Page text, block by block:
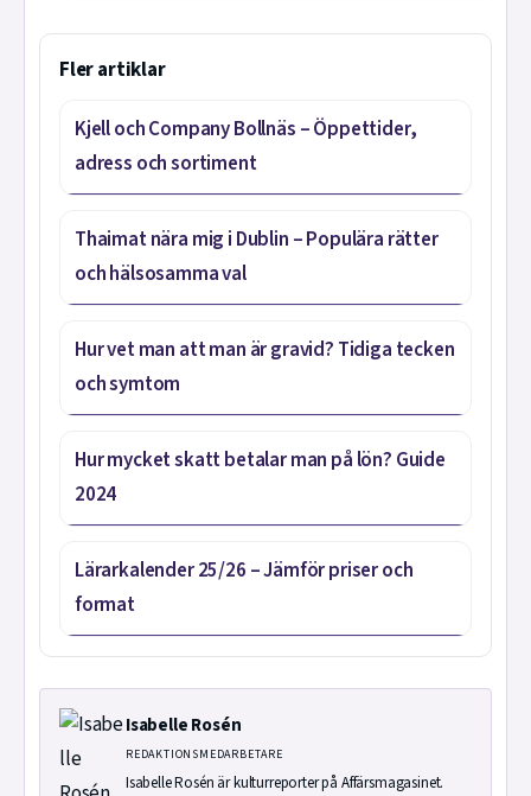
Fler artiklar
Kjell och Company Bollnäs – Öppettider,
adress och sortiment
Thaimat nära mig i Dublin – Populära rätter
och hälsosamma val
Hur vet man att man är gravid? Tidiga tecken
och symtom
Hur mycket skatt betalar man på lön? Guide
2024
Lärarkalender 25/26 – Jämför priser och
format
Isabelle Rosén
REDAKTIONSMEDARBETARE
Isabelle Rosén är kulturreporter på Affärsmagasinet.